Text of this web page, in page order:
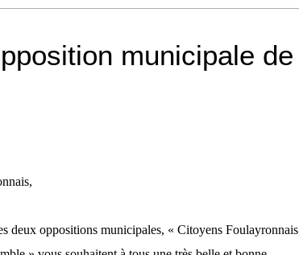
municipale de
deux oppositions municipales, « Citoyens Foulayronnais